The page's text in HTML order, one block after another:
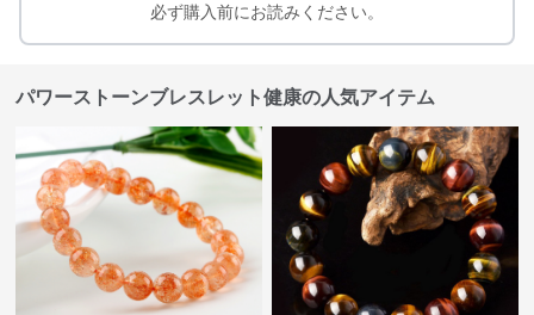
必ず購入前にお読みください。
パワーストーンブレスレット健康の人気アイテム